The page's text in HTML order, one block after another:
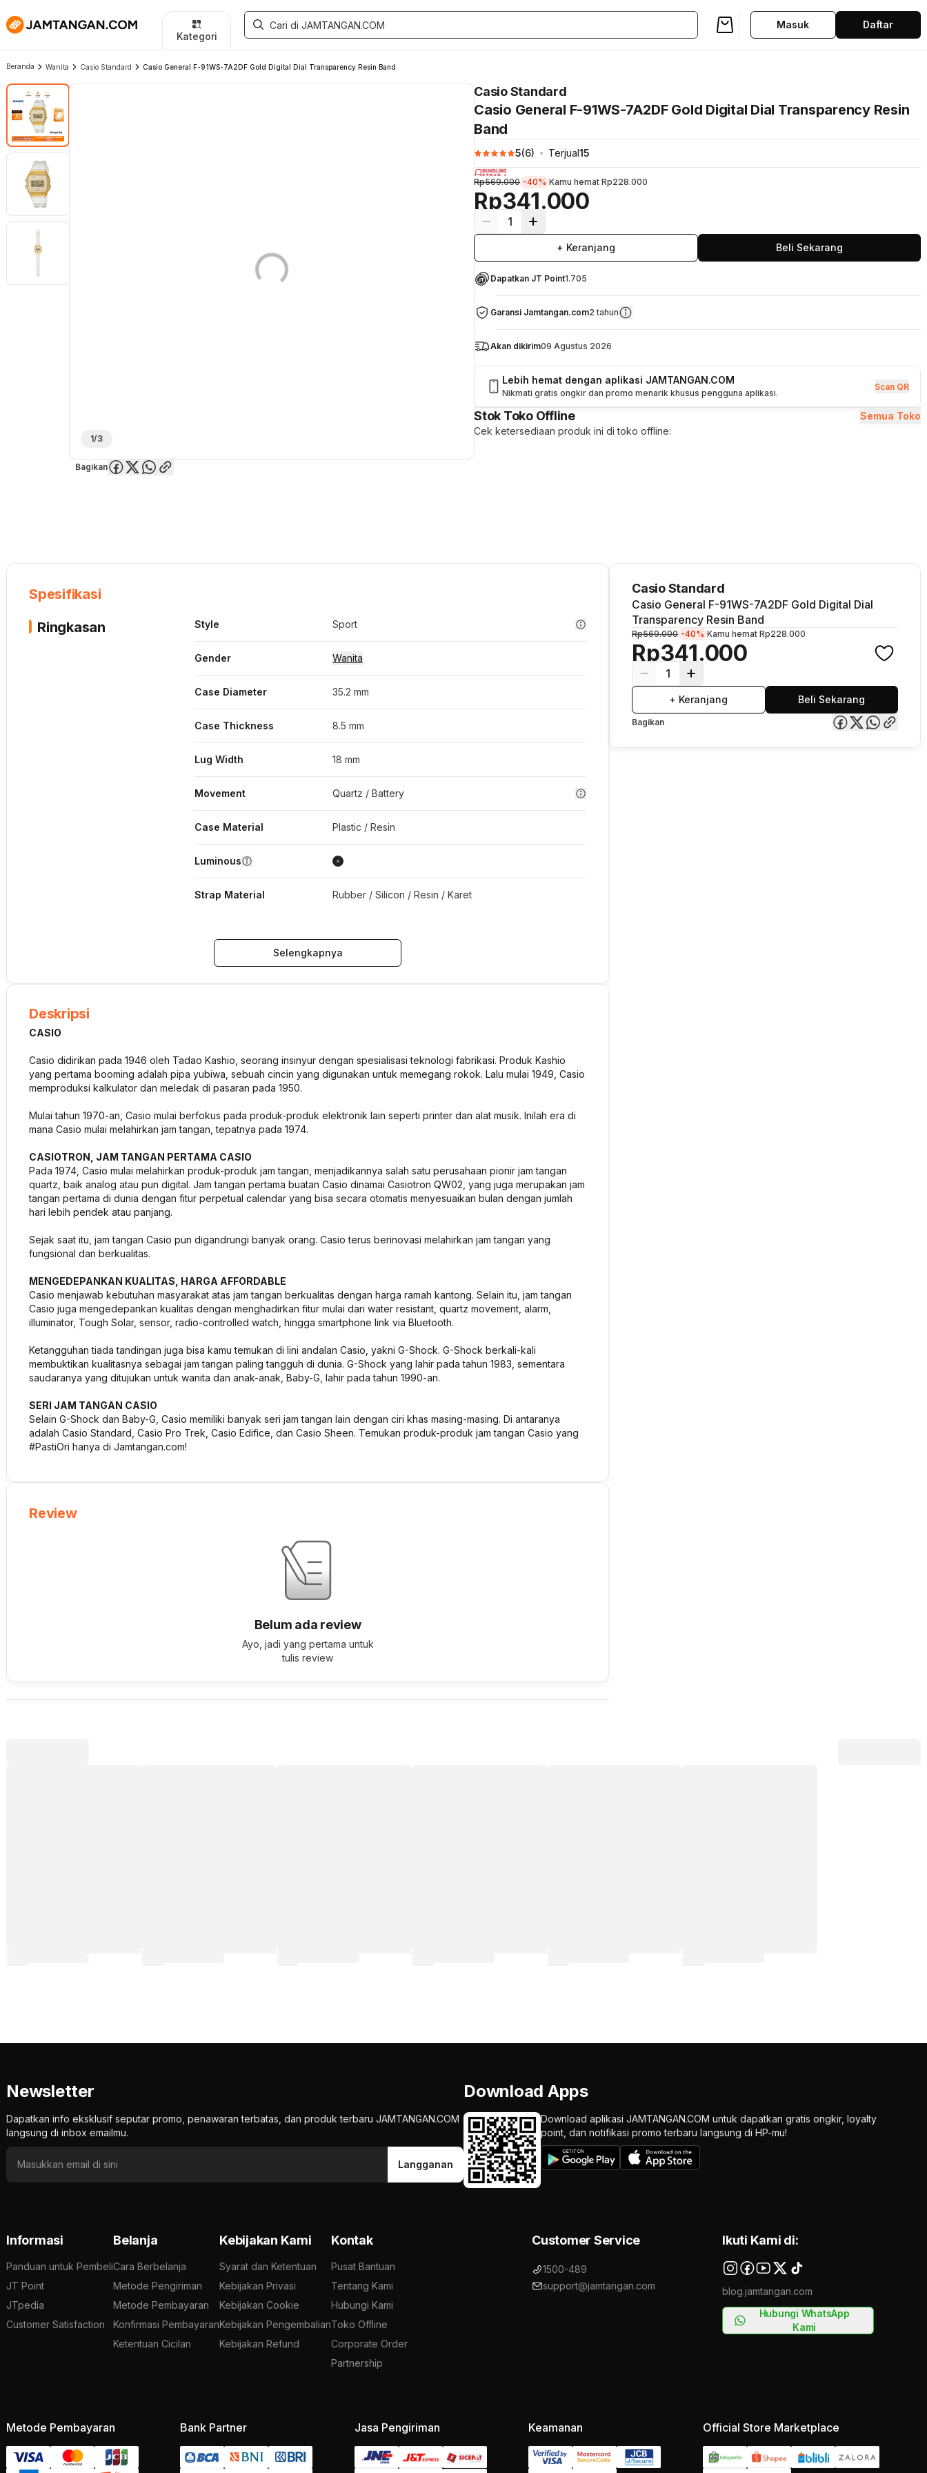
Newsletter
Dapatkan info eksklusif seputar promo, penawaran terbatas, dan produk terbaru JAMTANGAN.COM
langsung di inbox emailmu.
Langganan
Download Apps
Download aplikasi JAMTANGAN.COM untuk dapatkan gratis ongkir, loyalty
point, dan notifikasi promo terbaru langsung di HP-mu!
Informasi
Panduan untuk Pembeli
JT Point
JTpedia
Customer Satisfaction
Belanja
Cara Berbelanja
Metode Pengiriman
Metode Pembayaran
Konfirmasi Pembayaran
Ketentuan Cicilan
Kebijakan Kami
Syarat dan Ketentuan
Kebijakan Privasi
Kebijakan Cookie
Kebijakan Pengembalian
Kebijakan Refund
Kontak
Pusat Bantuan
Tentang Kami
Hubungi Kami
Toko Offline
Corporate Order
Partnership
Customer Service
1500-489
support@jamtangan.com
Ikuti Kami di:
blog.jamtangan.com
Hubungi WhatsApp
Kami
Metode Pembayaran Bank Partner Jasa Pengiriman Keamanan Official Store Marketplace
Kategori
Masuk Daftar
Beranda Wanita Casio Standard Casio General F-91WS-7A2DF Gold Digital Dial Transparency Resin Band
1/3
Bagikan
Casio Standard
Casio General F-91WS-7A2DF Gold Digital Dial Transparency Resin
Band
5(6) Terjual15
Rp341.000
Rp569.000 -40% Kamu hemat Rp228.000
1
+ Keranjang Beli Sekarang
Dapatkan JT Point1.705
Garansi Jamtangan.com2 tahun
Akan dikirim09 Agustus 2026
Lebih hemat dengan aplikasi JAMTANGAN.COM
Nikmati gratis ongkir dan promo menarik khusus pengguna aplikasi.
Scan QR
Stok Toko Offline
Semua Toko
Cek ketersediaan produk ini di toko offline:
Spesifikasi
Ringkasan
Style Sport
Gender Wanita
Case Diameter 35.2 mm
Case Thickness 8.5 mm
Lug Width 18 mm
Movement Quartz / Battery
Case Material Plastic / Resin
Luminous
Strap Material Rubber / Silicon / Resin / Karet
Selengkapnya
Deskripsi
CASIO
Casio didirikan pada 1946 oleh Tadao Kashio, seorang insinyur dengan spesialisasi teknologi fabrikasi. Produk Kashio
yang pertama booming adalah pipa yubiwa, sebuah cincin yang digunakan untuk memegang rokok. Lalu mulai 1949, Casio
memproduksi kalkulator dan meledak di pasaran pada 1950.
Mulai tahun 1970-an, Casio mulai berfokus pada produk-produk elektronik lain seperti printer dan alat musik. Inilah era di
mana Casio mulai melahirkan jam tangan, tepatnya pada 1974.
CASIOTRON, JAM TANGAN PERTAMA CASIO
Pada 1974, Casio mulai melahirkan produk-produk jam tangan, menjadikannya salah satu perusahaan pionir jam tangan
quartz, baik analog atau pun digital. Jam tangan pertama buatan Casio dinamai Casiotron QW02, yang juga merupakan jam
tangan pertama di dunia dengan fitur perpetual calendar yang bisa secara otomatis menyesuaikan bulan dengan jumlah
hari lebih pendek atau panjang.
Sejak saat itu, jam tangan Casio pun digandrungi banyak orang. Casio terus berinovasi melahirkan jam tangan yang
fungsional dan berkualitas.
MENGEDEPANKAN KUALITAS, HARGA AFFORDABLE
Casio menjawab kebutuhan masyarakat atas jam tangan berkualitas dengan harga ramah kantong. Selain itu, jam tangan
Casio juga mengedepankan kualitas dengan menghadirkan fitur mulai dari water resistant, quartz movement, alarm,
illuminator, Tough Solar, sensor, radio-controlled watch, hingga smartphone link via Bluetooth.
Ketangguhan tiada tandingan juga bisa kamu temukan di lini andalan Casio, yakni G-Shock. G-Shock berkali-kali
membuktikan kualitasnya sebagai jam tangan paling tangguh di dunia. G-Shock yang lahir pada tahun 1983, sementara
saudaranya yang ditujukan untuk wanita dan anak-anak, Baby-G, lahir pada tahun 1990-an.
SERI JAM TANGAN CASIO
Selain G-Shock dan Baby-G, Casio memiliki banyak seri jam tangan lain dengan ciri khas masing-masing. Di antaranya
adalah Casio Standard, Casio Pro Trek, Casio Edifice, dan Casio Sheen. Temukan produk-produk jam tangan Casio yang
#PastiOri hanya di Jamtangan.com!
Review
Belum ada review
Ayo, jadi yang pertama untuk
tulis review
Casio Standard
Casio General F-91WS-7A2DF Gold Digital Dial
Transparency Resin Band
Rp341.000
Rp569.000 -40% Kamu hemat Rp228.000
1
+ Keranjang Beli Sekarang
Bagikan